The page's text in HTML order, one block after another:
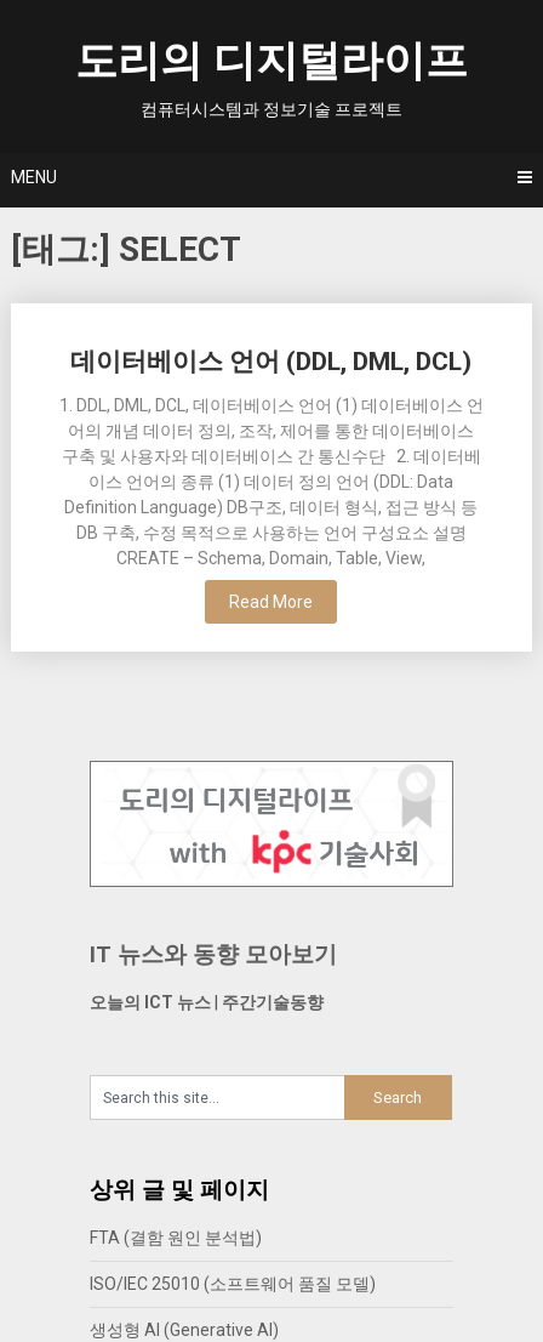
도리의 디지털라이프
컴퓨터시스템과 정보기술 프로젝트
MENU
[태그:] SELECT
데이터베이스 언어 (DDL, DML, DCL)
1. DDL, DML, DCL, 데이터베이스 언어 (1) 데이터베이스 언
어의 개념 데이터 정의, 조작, 제어를 통한 데이터베이스
구축 및 사용자와 데이터베이스 간 통신수단 2. 데이터베
이스 언어의 종류 (1) 데이터 정의 언어 (DDL: Data
Definition Language) DB구조, 데이터 형식, 접근 방식 등
DB 구축, 수정 목적으로 사용하는 언어 구성요소 설명
CREATE – Schema, Domain, Table, View,
Read More
navigation
IT 뉴스와 동향 모아보기
오늘의 ICT 뉴스| 주간기술동향
상위 글 및 페이지
FTA (결함 원인 분석법)
ISO/IEC 25010 (소프트웨어 품질 모델)
생성형 AI (Generative AI)